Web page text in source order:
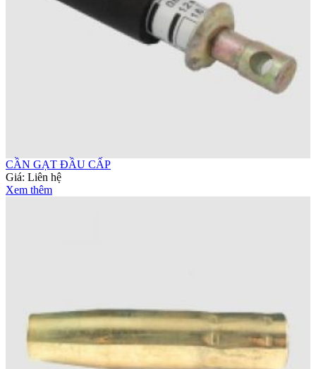
CẦN GẠT ĐẦU CẤP
Giá: Liên hệ
Xem thêm